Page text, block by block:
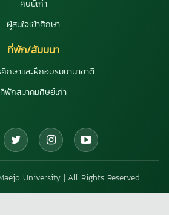
ศิษย์เก่า
ผู้สนใจเข้าศึกษา
ที่พัก/สัมมนา
กษาและฝึกอบรมนานาชาติ
ที่พักสมาคมศิษย์เก่า
University | All Rights Reserved